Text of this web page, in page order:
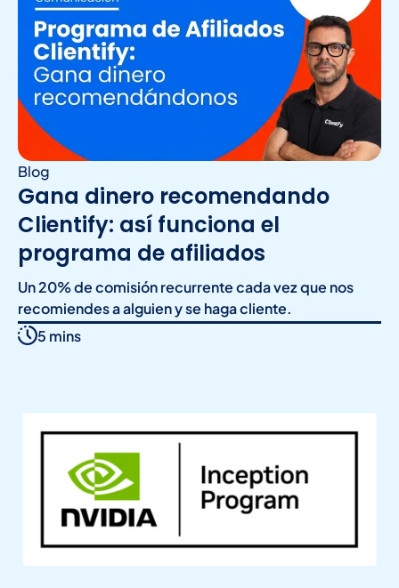
Blog
Gana dinero recomendando
Clientify: así funciona el
programa de afiliados
Un 20% de comisión recurrente cada vez que nos
recomiendes a alguien y se haga cliente.
5 mins